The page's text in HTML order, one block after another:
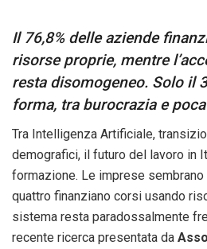
Il 76,8% delle aziende
risorse proprie, mentre
resta disomogeneo. Solo il
forma, tra burocrazia e
Tra Intelligenza Artificiale,
demografici, il futuro del lavoro in
formazione. Le imprese
quattro finanziano corsi usando
sistema resta paradossalmente
recente ricerca presentata da